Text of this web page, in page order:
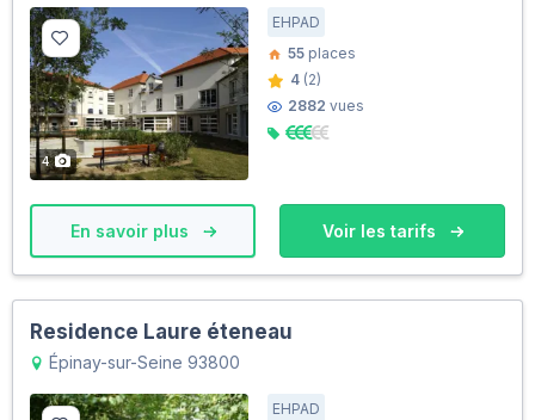
4
EHPAD
55 places
4 (2)
2882 vues
En savoir plus Voir les tarifs
Residence Laure éteneau
Épinay-sur-Seine 93800
EHPAD